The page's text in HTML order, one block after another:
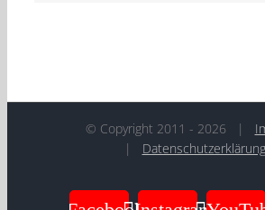
© Copyright 2011 - 2026 |
| Datenschutzerklärung